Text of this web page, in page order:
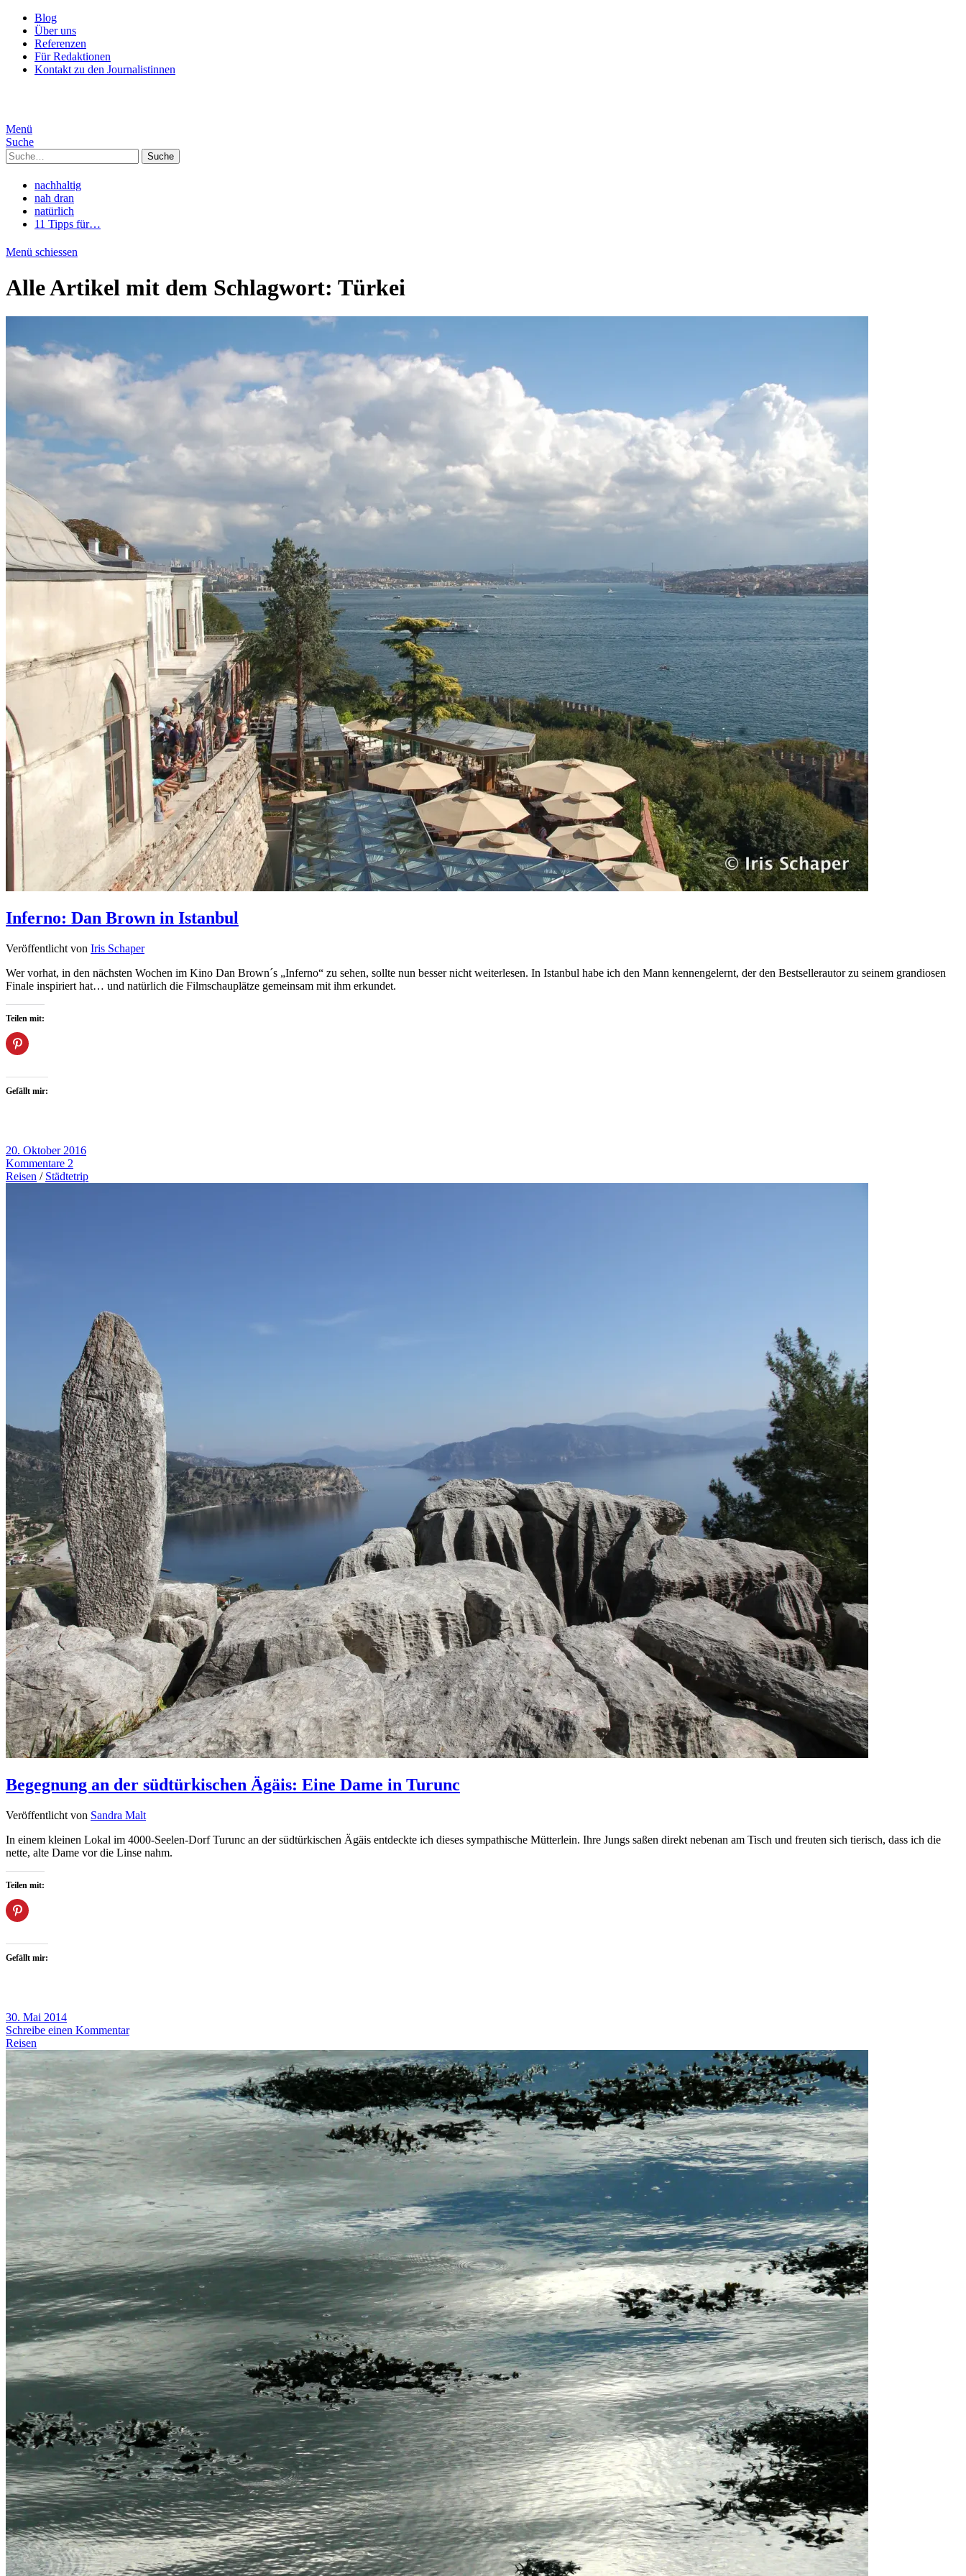
Blog
Über uns
Referenzen
Für Redaktionen
Kontakt zu den Journalistinnen
Menü
Suche
Suche
nachhaltig
nah dran
natürlich
11 Tipps für…
Menü schiessen
Alle Artikel mit dem Schlagwort: Türkei
Inferno: Dan Brown in Istanbul
Veröffentlicht von Iris Schaper
Wer vorhat, in den nächsten Wochen im Kino Dan Brown´s „Inferno“ zu sehen, sollte nun besser nicht weiterlesen. In Istanbul habe ich den Mann kennengelernt, der den Bestsellerautor zu seinem grandiosen
Finale inspiriert hat… und natürlich die Filmschauplätze gemeinsam mit ihm erkundet.
Teilen mit:
Gefällt mir:
20. Oktober 2016
Kommentare 2
Reisen / Städtetrip
Begegnung an der südtürkischen Ägäis: Eine Dame in Turunc
Veröffentlicht von Sandra Malt
In einem kleinen Lokal im 4000-Seelen-Dorf Turunc an der südtürkischen Ägäis entdeckte ich dieses sympathische Mütterlein. Ihre Jungs saßen direkt nebenan am Tisch und freuten sich tierisch, dass ich die
nette, alte Dame vor die Linse nahm.
Teilen mit:
Gefällt mir:
30. Mai 2014
Schreibe einen Kommentar
Reisen